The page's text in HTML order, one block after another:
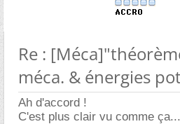
Re :
méca. & énergies
Ah d'accord !
C'est plus clair vu comme ça...